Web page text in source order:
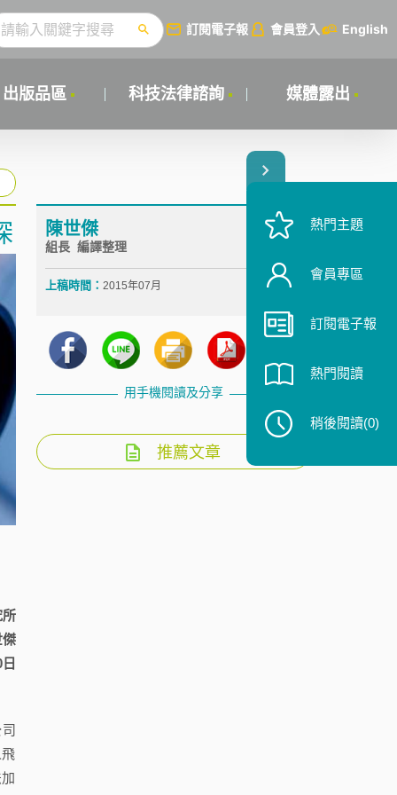
訂閱電子報 會員登入 English
出版品區 科技法律諮詢 媒體露出
陳世傑
組長 編譯整理
上稿時間： 2015年07月
用手機閱讀及分享
推薦文章
熱門主題
會員專區
訂閱電子報
熱門閱讀
稍後閱讀(0)